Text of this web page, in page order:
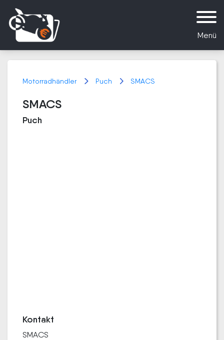
Menü
Motorradhändler Puch SMACS
SMACS
Puch
Kontakt
SMACS